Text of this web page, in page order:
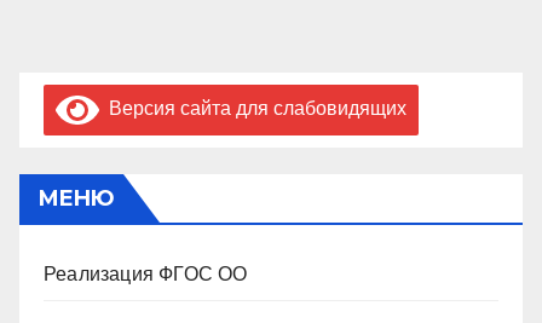
Версия сайта для слабовидящих
МЕНЮ
Реализация ФГОС ОО